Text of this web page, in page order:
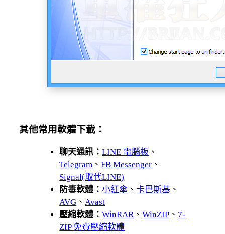
其他常用軟體下載：
聊天通訊：LINE 電腦板 、
Telegram 、FB Messenger 、
Signal(取代LINE)
防毒軟體：小紅傘 、卡巴斯基 、
AVG 、 Avast
壓縮軟體：WinRAR 、WinZIP 、 7-
ZIP 免費壓縮軟體